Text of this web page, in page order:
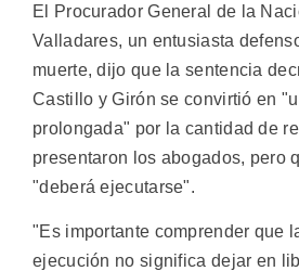
El Procurador General de la
Valladares, un entusiasta
muerte, dijo que la sentencia
Castillo y Girón se convirtió en
prolongada" por la cantidad de
presentaron los abogados, pero
"deberá ejecutarse".
"Es importante comprender que
ejecución no significa dejar en